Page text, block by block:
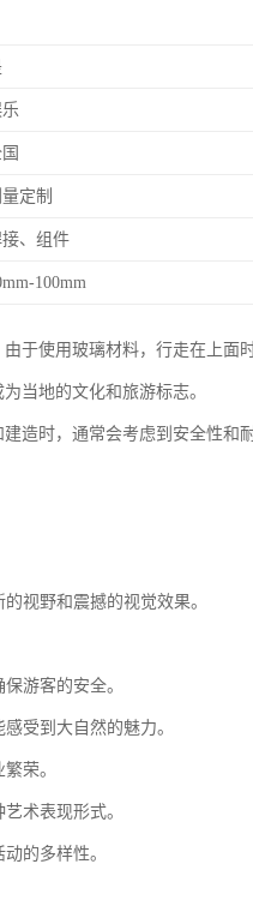
定制
、组件
100mm
于使用玻璃材料，行走在上面
当地的文化和旅游标志。
造时，通常会考虑到安全性和
视野和震撼的视觉效果。
游客的安全。
受到大自然的魅力。
荣。
术表现形式。
的多样性。